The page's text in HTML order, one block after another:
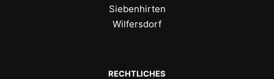
Siebenhirten
Wilfersdorf
RECHTLICHES